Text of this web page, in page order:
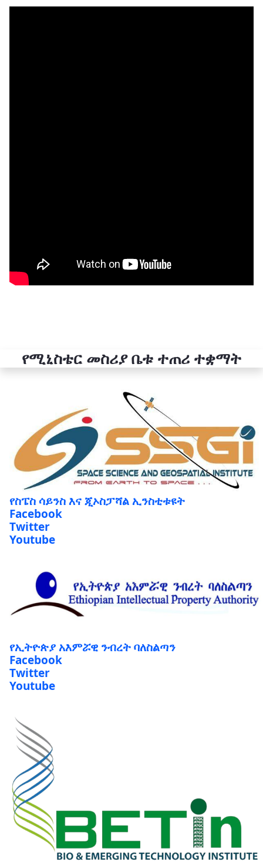
የሚኒስቴር መስሪያ ቤቱ ተጠሪ ተቋማት
የስፔስ ሳይንስ እና ጂኦስፓሻል ኢንስቲቱዩት
Facebook
Twitter
Youtube
የኢትዮጵያ አእምሯዊ ንብረት ባለስልጣን
Facebook
Twitter
Youtube